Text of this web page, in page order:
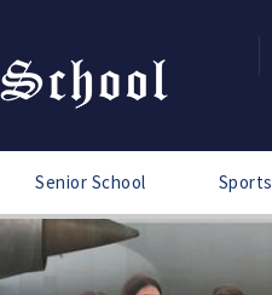
Senior School Sports